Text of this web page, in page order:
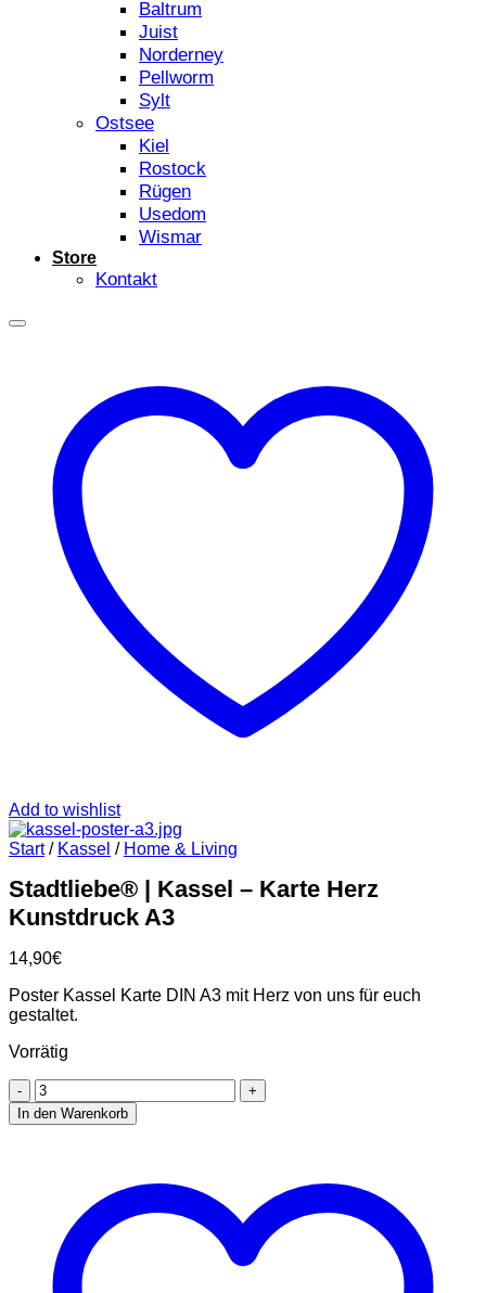
Baltrum
Juist
Norderney
Pellworm
Sylt
Ostsee
Kiel
Rostock
Rügen
Usedom
Wismar
Store
Kontakt
Add to wishlist
Start / Kassel / Home & Living
Stadtliebe® | Kassel – Karte Herz
Kunstdruck A3
14,90€
Poster Kassel Karte DIN A3 mit Herz von uns für euch
gestaltet.
Vorrätig
Stadtliebe®
|
Kassel
Kunstdruck
Menge
In den Warenkorb